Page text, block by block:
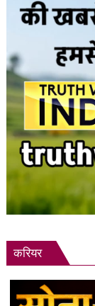
करियर